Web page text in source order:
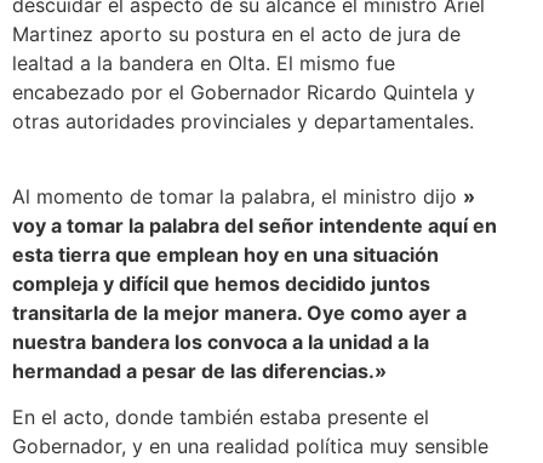
Martinez aporto su postura en el acto de jura de
lealtad a la bandera en Olta. El mismo fue
encabezado por el Gobernador Ricardo Quintela y
otras autoridades provinciales y departamentales.
Al momento de tomar la palabra, el ministro dijo »
voy a tomar la palabra del señor intendente aquí en
esta tierra que emplean hoy en una situación
compleja y difícil que hemos decidido juntos
transitarla de la mejor manera. Oye como ayer a
nuestra bandera los convoca a la unidad a la
hermandad a pesar de las diferencias.»
En el acto, donde también estaba presente el
Gobernador, y en una realidad política muy sensible